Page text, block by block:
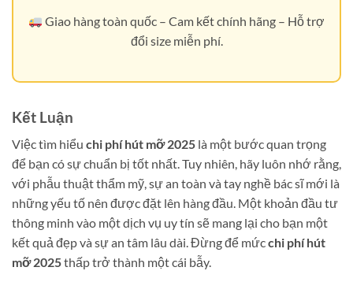
Giao hàng toàn quốc – Cam kết chính hãng – Hỗ trợ
đổi size miễn phí.
Kết Luận
Việc tìm hiểu chi phí hút mỡ 2025 là một bước quan trọng
để bạn có sự chuẩn bị tốt nhất. Tuy nhiên, hãy luôn nhớ rằng,
với phẫu thuật thẩm mỹ, sự an toàn và tay nghề bác sĩ mới là
những yếu tố nên được đặt lên hàng đầu. Một khoản đầu tư
thông minh vào một dịch vụ uy tín sẽ mang lại cho bạn một
kết quả đẹp và sự an tâm lâu dài. Đừng để mứcchi phí hút
mỡ 2025thấp trở thành một cái bẫy.